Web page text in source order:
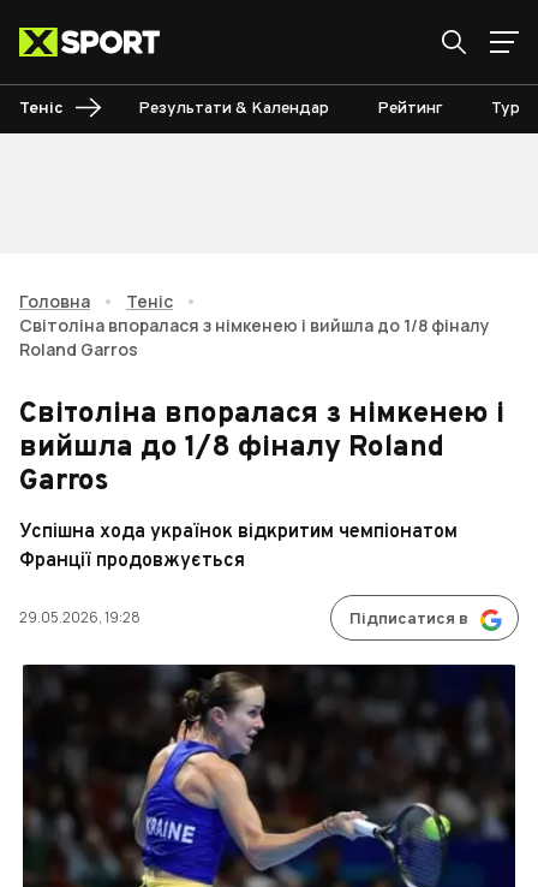
Теніс Результати & Календар Рейтинг
Головна • Теніс
•
Світоліна впоралася з німкенею і вийшла до 1/8 фіналу
Roland Garros
Світоліна впоралася з німкенею і
вийшла до 1/8 фіналу Roland
Garros
Успішна хода українок відкритим чемпіонатом
Франції продовжується
29.05.2026, 19:28 Підписатися в